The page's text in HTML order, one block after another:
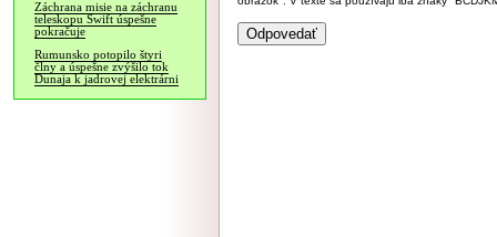
Záchrana misie na záchranu
teleskopu Swift úspešne
pokračuje
Rumunsko potopilo štyri
člny a úspešne zvýšilo tok
Dunaja k jadrovej elektrárni